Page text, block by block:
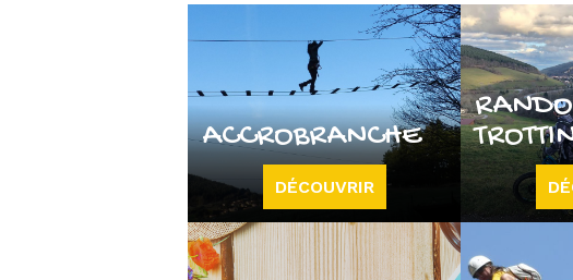
ACCROBRANCHE
DÉCOUVRIR